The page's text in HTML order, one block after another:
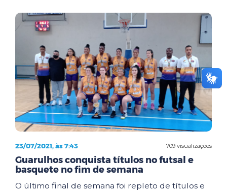
709 visualizações
23/07/2021, às 7:43
Guarulhos conquista títulos no futsal e
basquete no fim de semana
O último final de semana foi repleto de títulos e